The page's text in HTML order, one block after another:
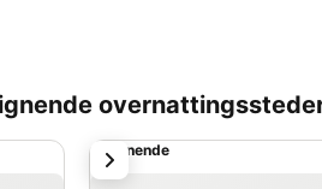
Lignende
Neste